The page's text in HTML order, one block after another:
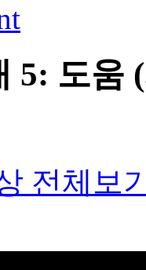
5: 도움
전체보